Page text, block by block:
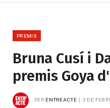
PREMIS
Bruna Cusí i
premis Goya
PER ENTREACTE 3 DE